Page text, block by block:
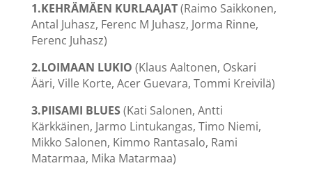
1.KEHRÄMÄEN KURLAAJAT(Raimo Saikkonen,
Antal Juhasz, Ferenc M Juhasz, Jorma Rinne,
Ferenc Juhasz)
2.LOIMAAN LUKIO (Klaus Aaltonen, Oskari
Ääri, Ville Korte, Acer Guevara, Tommi Kreivilä)
3.PIISAMI BLUES(Kati Salonen, Antti
Kärkkäinen, Jarmo Lintukangas, Timo Niemi,
Mikko Salonen, Kimmo Rantasalo, Rami
Matarmaa, Mika Matarmaa)